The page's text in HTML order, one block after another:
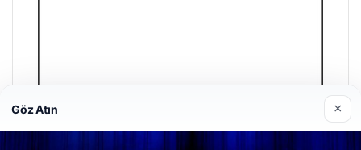
Enes Kaplan Avukatlık Bürosu
Göz Atın ×